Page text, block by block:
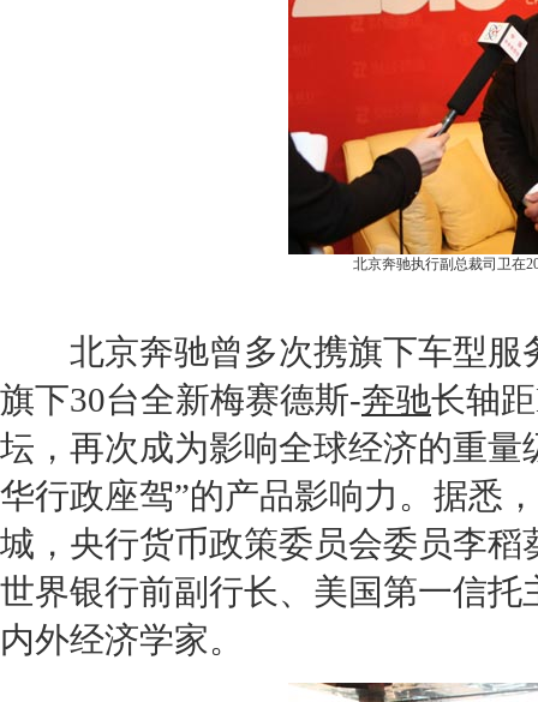
北京奔驰执行副总裁司卫在
北京奔驰曾多次携旗下车型
旗下30台全新梅赛德斯-奔驰长轴距
坛，再次成为影响全球经济的重
华行政座驾”的产品影响力。据悉
城，央行货币政策委员会委员李
世界银行前副行长、美国第一信
内外经济学家。